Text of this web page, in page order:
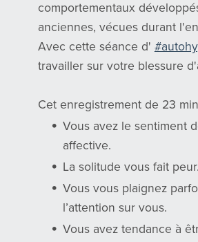
comportementaux
anciennes, vécues durant
Avec cette séance d'
travailler sur votre blessure
Cet enregistrement de 23
Vous avez le sentiment
affective.
La solitude vous fait peur.
Vous vous plaignez
l’attention sur vous.
Vous avez tendance à